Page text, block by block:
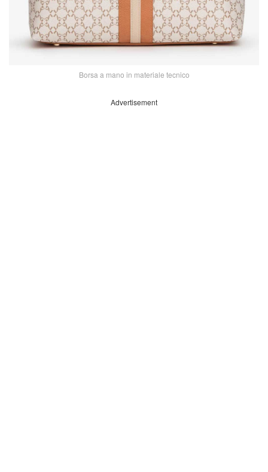
Borsa a mano in materiale tecnico
Advertisement